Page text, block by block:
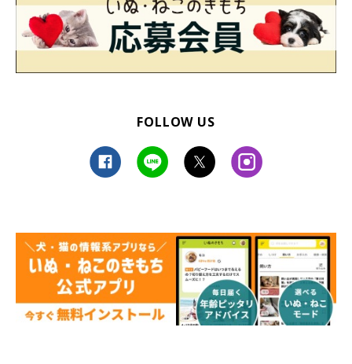
FOLLOW US